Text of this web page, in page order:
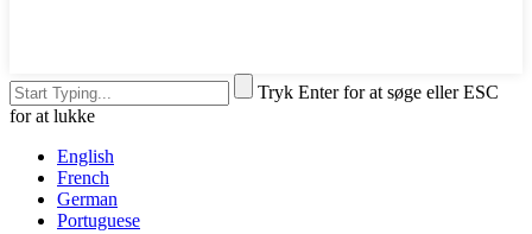
Tryk Enter for at søge eller ESC
for at lukke
English
French
German
Portuguese